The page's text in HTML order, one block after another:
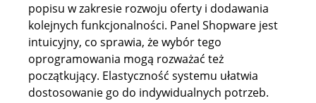
popisu w zakresie rozwoju oferty i dodawania
kolejnych funkcjonalności. Panel Shopware jest
intuicyjny, co sprawia, że wybór tego
oprogramowania mogą rozważać też
początkujący. Elastyczność systemu ułatwia
dostosowanie go do indywidualnych potrzeb.